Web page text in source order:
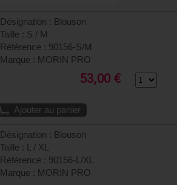
Désignation : Blouson
Taille : S / M
Référence : 90156-S/M
Marque : MORIN PRO
53,00 €
Ajouter au panier
Désignation : Blouson
Taille : L / XL
Référence : 90156-L/XL
Marque : MORIN PRO